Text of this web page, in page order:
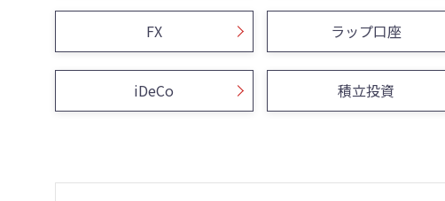
FX ラップ口座
iDeCo 積立投資